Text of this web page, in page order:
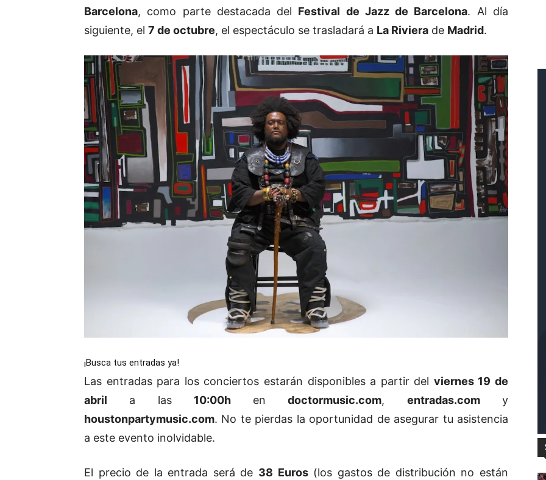
Barcelona, como parte destacada del Festival de Jazz de Barcelona. Al día
siguiente, el 7 de octubre, el espectáculo se trasladará a La Riviera de Madrid.
¡Busca tus entradas ya!
Las entradas para los conciertos estarán disponibles a partir del viernes 19 de
abril a las 10:00hendoctormusic.com, entradas.comy
houstonpartymusic.com. No te pierdas la oportunidad de asegurar tu asistencia
a este evento inolvidable.
El precio de la entrada será de 38 Euros(los gastos de distribución no están